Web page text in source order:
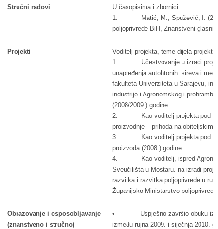
Stručni radovi
U časopisima i zbornici
1. Matić, M., Spužević, I. (2005):
poljoprivrede BiH, Znanstveni
Projekti
Voditelj projekta, teme dijela
1. Učestvovanje u izradi projekta
unapređenja autohtonih sireva i
fakulteta Univerziteta u Sarajevu,
industrije i Agronomskog i
(2008/2009.) godine.
2. Kao voditelj projekta pod
proizvodnje – prihoda na obiteljskim
3. Kao voditelj projekta pod
proizvoda (2008.) godine.
4. Kao voditelj, ispred
Sveučilišta u Mostaru, na izradi
razvitka i razvitka poljoprivrede u
Županijsko Ministarstvo
Obrazovanje i osposobljavanje
(znanstveno i stručno)
• Uspješno završio obuku iz
između rujna 2009. i siječnja 2010.